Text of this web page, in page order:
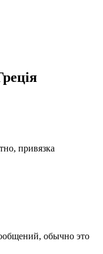
привязка
обычно это